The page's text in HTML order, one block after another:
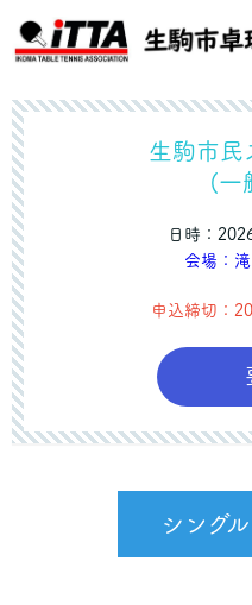
生駒市民
(一
日時：
会場：
申込締切：
シング